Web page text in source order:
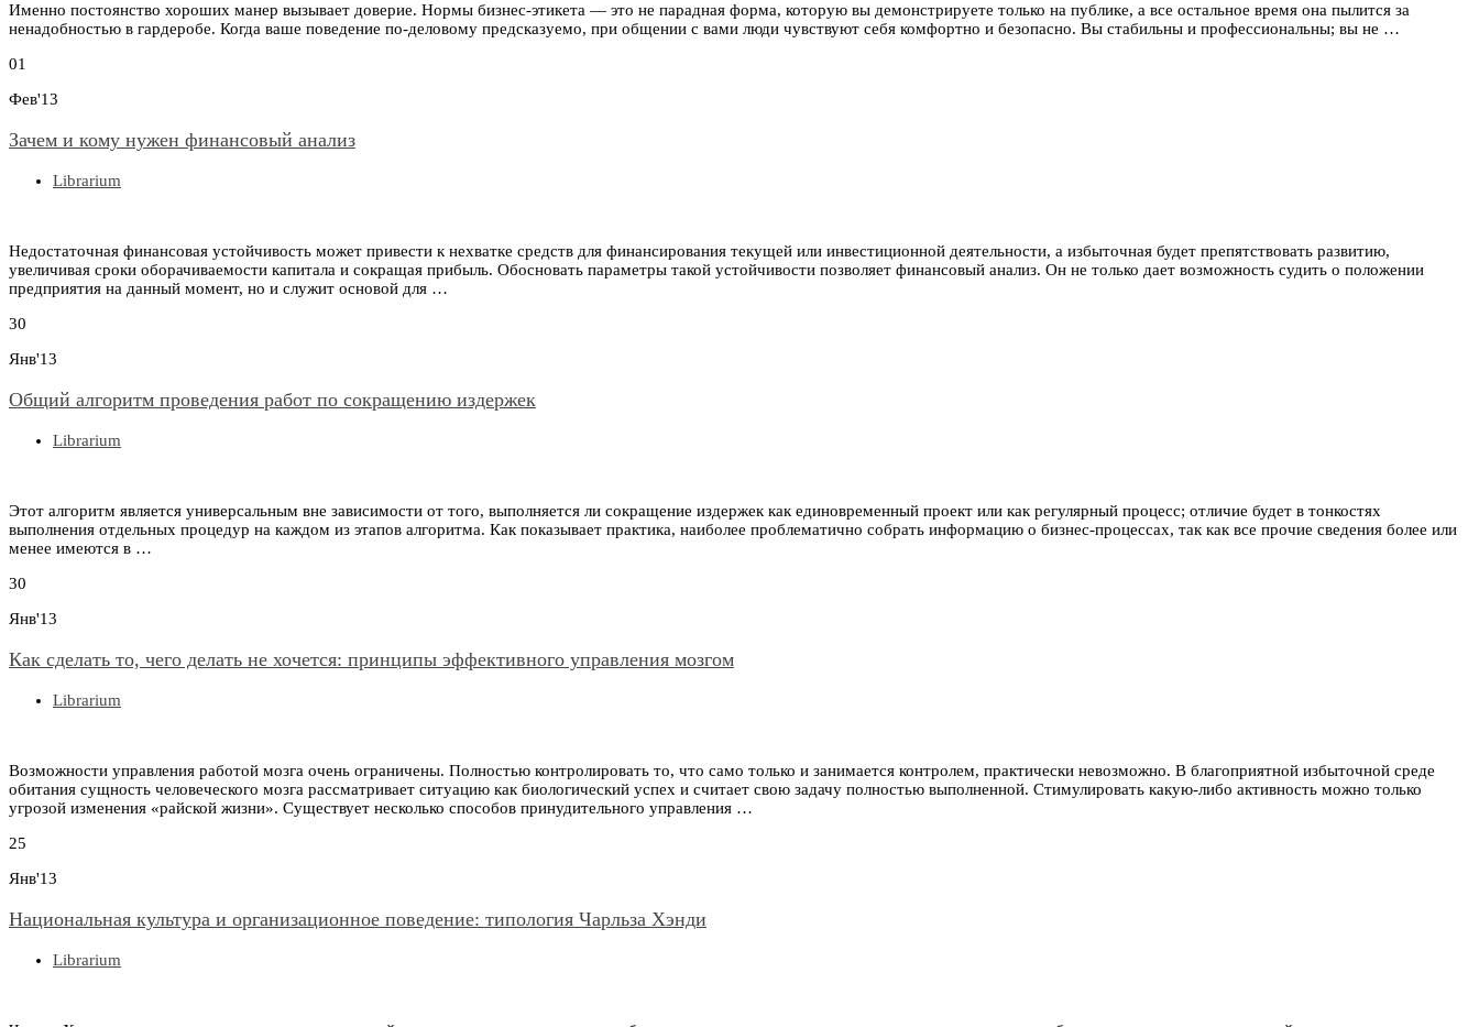
Именно постоянство хороших манер вызывает доверие. Нормы бизнес-этикета — это не парадная форма, которую вы демонстрируете только на публике, а все остальное время она пылится за
ненадобностью в гардеробе. Когда ваше поведение по-деловому предсказуемо, при общении с вами люди чувствуют себя комфортно и безопасно. Вы стабильны и профессиональны; вы не …
01
Фев'13
Зачем и кому нужен финансовый анализ
Librarium
Недостаточная финансовая устойчивость может привести к нехватке средств для финансирования текущей или инвестиционной деятельности, а избыточная будет препятствовать развитию,
увеличивая сроки оборачиваемости капитала и сокращая прибыль. Обосновать параметры такой устойчивости позволяет финансовый анализ. Он не только дает возможность судить о положении
предприятия на данный момент, но и служит основой для …
30
Янв'13
Общий алгоритм проведения работ по сокращению издержек
Librarium
Этот алгоритм является универсальным вне зависимости от того, выполняется ли сокращение издержек как единовременный проект или как регулярный процесс; отличие будет в тонкостях
выполнения отдельных процедур на каждом из этапов алгоритма. Как показывает практика, наиболее проблематично собрать информацию о бизнес-процессах, так как все прочие сведения более или
менее имеются в …
30
Янв'13
Как сделать то, чего делать не хочется: принципы эффективного управления мозгом
Librarium
Возможности управления работой мозга очень ограничены. Полностью контролировать то, что само только и занимается контролем, практически невозможно. В благоприятной избыточной среде
обитания сущность человеческого мозга рассматривает ситуацию как биологический успех и считает свою задачу полностью выполненной. Стимулировать какую-либо активность можно только
угрозой изменения «райской жизни». Существует несколько способов принудительного управления …
25
Янв'13
Национальная культура и организационное поведение: типология Чарльза Хэнди
Librarium